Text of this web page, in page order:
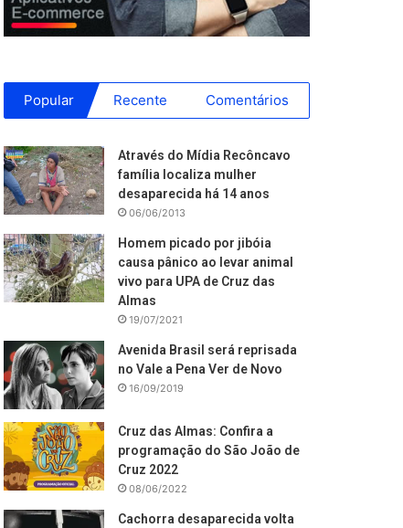
Popular Recente Comentários
Através do Mídia Recôncavo
família localiza mulher
desaparecida há 14 anos
06/06/2013
Homem picado por jibóia
causa pânico ao levar animal
vivo para UPA de Cruz das
Almas
19/07/2021
Avenida Brasil será reprisada
no Vale a Pena Ver de Novo
16/09/2019
Cruz das Almas: Confira a
programação do São João de
Cruz 2022
08/06/2022
Cachorra desaparecida volta